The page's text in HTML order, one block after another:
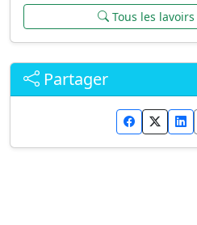
Tous les lavoirs
Partager